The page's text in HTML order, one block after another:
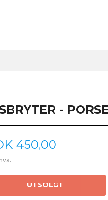
-
450,00
UTSOLGT